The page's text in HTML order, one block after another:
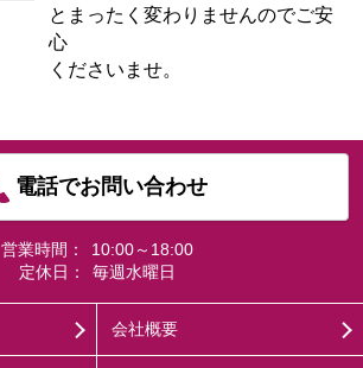
とまったく変わりませんのでご安
心
くださいませ。
電話でお問い合わせ
営業時間：
10:00～18:00
定休日：
毎週水曜日
会社概要